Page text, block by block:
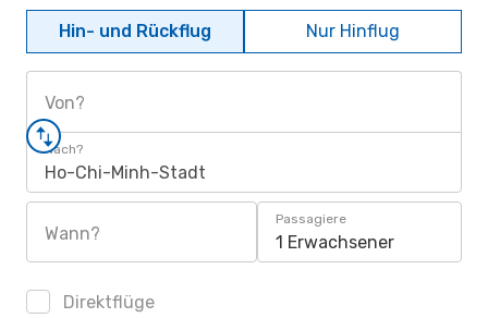
Hin- und Rückflug Nur Hinflug
Von?
Nach?
Ho-Chi-Minh-Stadt
Wann?
Passagiere
1 Erwachsener
Direktflüge